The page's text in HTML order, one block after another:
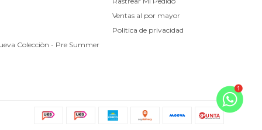
Ventas al por mayor
Política de privacidad
Colecciòn - Pre Summer